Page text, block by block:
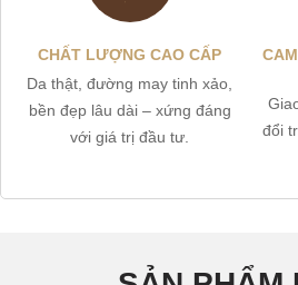
CHẤT LƯỢNG CAO CẤP
Da thật, đường may tinh xảo,
bền đẹp lâu dài – xứng đáng
với giá trị đầu tư.
đổi